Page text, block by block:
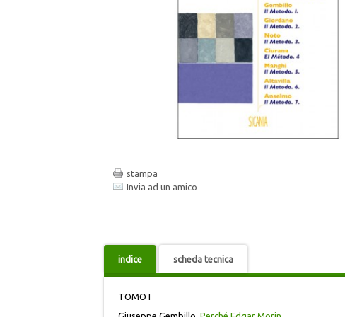
stampa
Invia ad un amico
indice scheda tecnica
TOMO I